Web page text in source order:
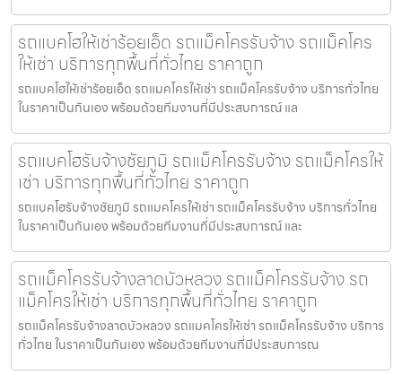
รถแบคโฮให้เช่าร้อยเอ็ด รถแม็คโครรับจ้าง รถแม็คโคร
ให้เช่า บริการทุกพื้นที่ทั่วไทย ราคาถูก
รถแบคโฮให้เช่าร้อยเอ็ด รถแมคโครให้เช่า รถแม็คโครรับจ้าง บริการทั่วไทย
ในราคาเป็นกันเอง พร้อมด้วยทีมงานที่มีประสบการณ์ แล
รถแบคโฮรับจ้างชัยภูมิ รถแม็คโครรับจ้าง รถแม็คโครให้
เช่า บริการทุกพื้นที่ทั่วไทย ราคาถูก
รถแบคโฮรับจ้างชัยภูมิ รถแมคโครให้เช่า รถแม็คโครรับจ้าง บริการทั่วไทย
ในราคาเป็นกันเอง พร้อมด้วยทีมงานที่มีประสบการณ์ และ
รถแม็คโครรับจ้างลาดบัวหลวง รถแม็คโครรับจ้าง รถ
แม็คโครให้เช่า บริการทุกพื้นที่ทั่วไทย ราคาถูก
รถแม็คโครรับจ้างลาดบัวหลวง รถแมคโครให้เช่า รถแม็คโครรับจ้าง บริการ
ทั่วไทย ในราคาเป็นกันเอง พร้อมด้วยทีมงานที่มีประสบการณ